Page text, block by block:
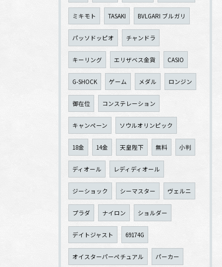
ミキモト TASAKI BVLGARI ブルガリ
パッソドッピオ チャンドラ
キーリング エリザベス金貨 CASIO
G-SHOCK ゲーム メダル ロンジン
御在位 コンステレーション
キャンペーン ソウルオリンピック
18金 14金 天皇陛下 無料 小判
ディオール レディディオール
ジーショック シーマスター ヴェルニ
プラダ ナイロン ショルダー
デイトジャスト 69174G
オイスターパーペチュアル パーカー